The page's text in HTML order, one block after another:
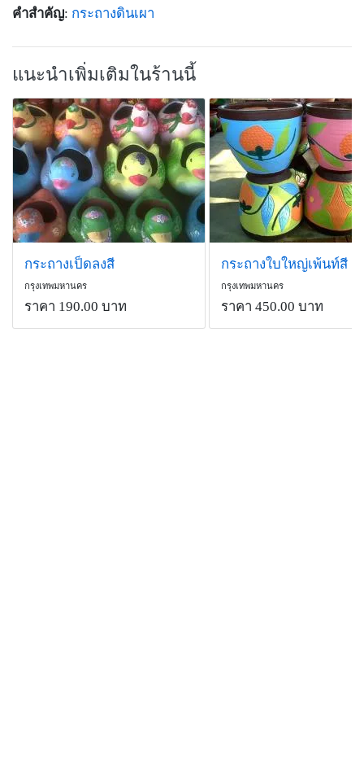
คำสำคัญ: กระถางดินเผา
แนะนำเพิ่มเติมในร้านนี้
กระถางเป็ดลงสี
กรุงเทพมหานคร
ราคา 190.00 บาท
กระถางใบใหญ่เพ้นท์สี
กรุงเทพมหานคร
ราคา 450.00 บาท